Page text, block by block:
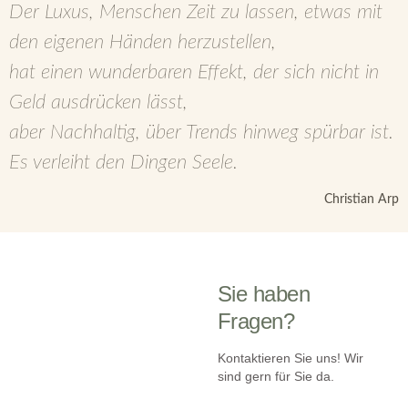
Der Luxus, Menschen Zeit zu lassen, etwas mit
den eigenen Händen herzustellen,
hat einen wunderbaren Effekt, der sich nicht in
Geld ausdrücken lässt,
aber Nachhaltig, über Trends hinweg spürbar ist.
Es verleiht den Dingen Seele.
Christian Arp
Sie haben
Fragen?
Kontaktieren Sie uns! Wir
sind gern für Sie da.